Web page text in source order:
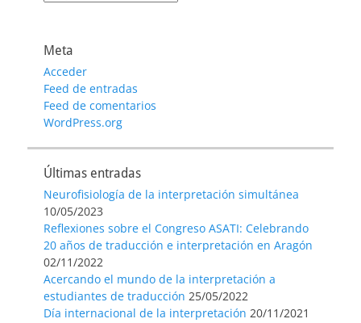
Meta
Acceder
Feed de entradas
Feed de comentarios
WordPress.org
Últimas entradas
Neurofisiología de la interpretación simultánea
10/05/2023
Reflexiones sobre el Congreso ASATI: Celebrando
20 años de traducción e interpretación en Aragón
02/11/2022
Acercando el mundo de la interpretación a
estudiantes de traducción 25/05/2022
Día internacional de la interpretación 20/11/2021